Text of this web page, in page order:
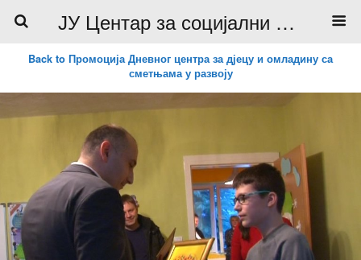
ЈУ Центар за социјални рад
Back to Промоција Дневног центра за дјецу и омладину са
сметњама у развоју